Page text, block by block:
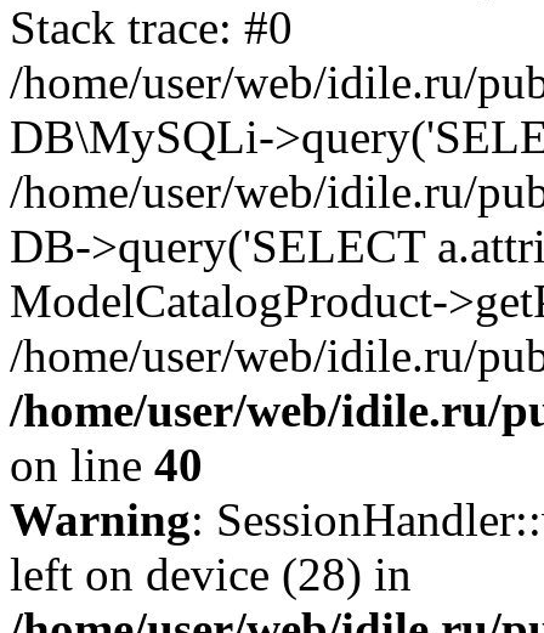
Stack trace: #0
/home/user/web/idile.ru/
DB\MySQLi-
/home/user/web/idile.ru/
DB->query('SELECT
ModelCatalogProduct-
/home/user/web/idile.ru/
/home/user/web/idile.ru/
on line 40
Warning:
left on device (28) in